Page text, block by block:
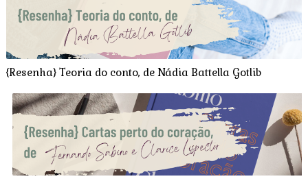
{Resenha} Teoria do conto, de Nádia Battella Gotlib